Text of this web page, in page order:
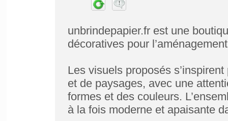
unbrindepapier.fr est une
décoratives pour
Les visuels proposés
et de paysages, avec une
formes et des couleurs.
à la fois moderne et apaisante